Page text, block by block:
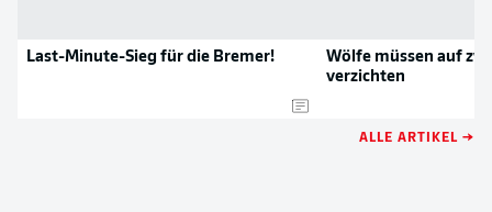
Last-Minute-Sieg für die Bremer!
Wölfe müssen auf
verzichten
ALLE ARTIKEL →